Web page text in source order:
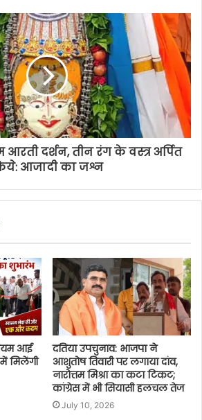
दर्शन, तीन रंग के वस्त्र अर्पित
आजादी का जश्न
आई
मिलेंगी
दतिया उपचुनाव: भाजपा ने
आशुतोष तिवारी पर लगाया दांव,
नारोत्तम मिश्रा का कटा टिकट;
कांग्रेस में भी सियासी हलचल तेज
July 10, 2026